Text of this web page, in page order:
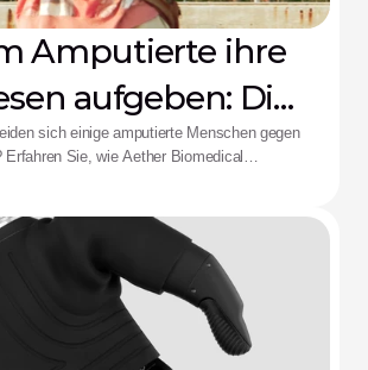
Amputierte ihre
aufgeben: Die
Lösung
sich einige amputierte Menschen gegen
Erfahren Sie, wie Aether Biomedical